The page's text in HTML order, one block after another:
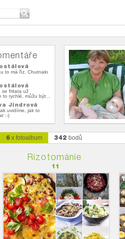
to má říz. Chutnalo
se fritata už
to rychlé, můžu být...
Jindrová
uvidíme, jak to
:-)
6 x fotoalbum 342 bodů
Rizotománie
11